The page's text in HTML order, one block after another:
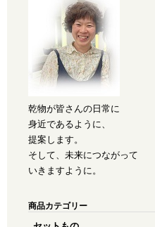
乾物が皆さんの日常に
身近であるように、
提案します。
そして、未来につながって
いきますように。
商品カテゴリー